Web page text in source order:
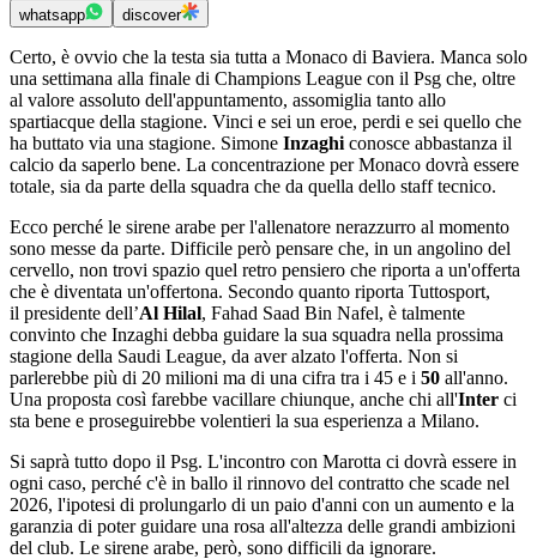
whatsapp discover
Certo, è ovvio che la testa sia tutta a Monaco di Baviera. Manca solo
una settimana alla finale di Champions League con il Psg che, oltre
al valore assoluto dell'appuntamento, assomiglia tanto allo
spartiacque della stagione. Vinci e sei un eroe, perdi e sei quello che
ha buttato via una stagione. Simone Inzaghi conosce abbastanza il
calcio da saperlo bene. La concentrazione per Monaco dovrà essere
totale, sia da parte della squadra che da quella dello staff tecnico.
Ecco perché le sirene arabe per l'allenatore nerazzurro al momento
sono messe da parte. Difficile però pensare che, in un angolino del
cervello, non trovi spazio quel retro pensiero che riporta a un'offerta
che è diventata un'offertona. Secondo quanto riporta Tuttosport,
il presidente dell’Al Hilal, Fahad Saad Bin Nafel, è talmente
convinto che Inzaghi debba guidare la sua squadra nella prossima
stagione della Saudi League, da aver alzato l'offerta. Non si
parlerebbe più di 20 milioni ma di una cifra tra i 45 e i 50 all'anno.
Una proposta così farebbe vacillare chiunque, anche chi all'Inter ci
sta bene e proseguirebbe volentieri la sua esperienza a Milano.
Si saprà tutto dopo il Psg. L'incontro con Marotta ci dovrà essere in
ogni caso, perché c'è in ballo il rinnovo del contratto che scade nel
2026, l'ipotesi di prolungarlo di un paio d'anni con un aumento e la
garanzia di poter guidare una rosa all'altezza delle grandi ambizioni
del club. Le sirene arabe, però, sono difficili da ignorare.